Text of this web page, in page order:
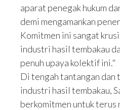
aparat penegak hukum
demi mengamankan
Komitmen ini sangat
industri hasil tembakau
penuh upaya kolektif ini."
Di tengah tantangan dan
industri hasil tembakau,
berkomitmen untuk terus